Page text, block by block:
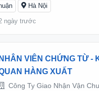
Hà Nội
ngày trước
NHÂN VIÊN CHỨNG TỪ -
HÀNG XUẤT
Công Ty Giao Nhận Vận